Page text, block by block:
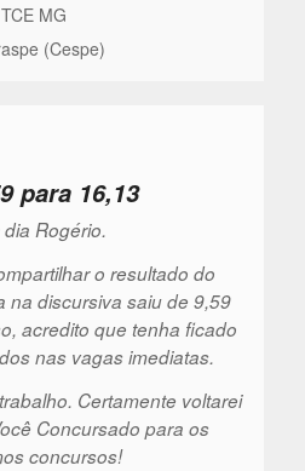
TCE MG
(Cespe)
para 16,13
Rogério.
o resultado do
na discursiva saiu de 9,59
acredito que tenha ficado
nas vagas imediatas.
Certamente voltarei
Concursado para os
concursos!